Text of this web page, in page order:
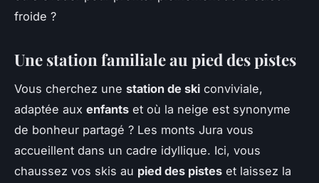
froide ?
Une station familiale au pied des pistes
Vous cherchez une station de ski conviviale,
adaptée aux enfants et où la neige est synonyme
de bonheur partagé ? Les monts Jura vous
accueillent dans un cadre idyllique. Ici, vous
chaussez vos skis au pied des pistes et laissez la